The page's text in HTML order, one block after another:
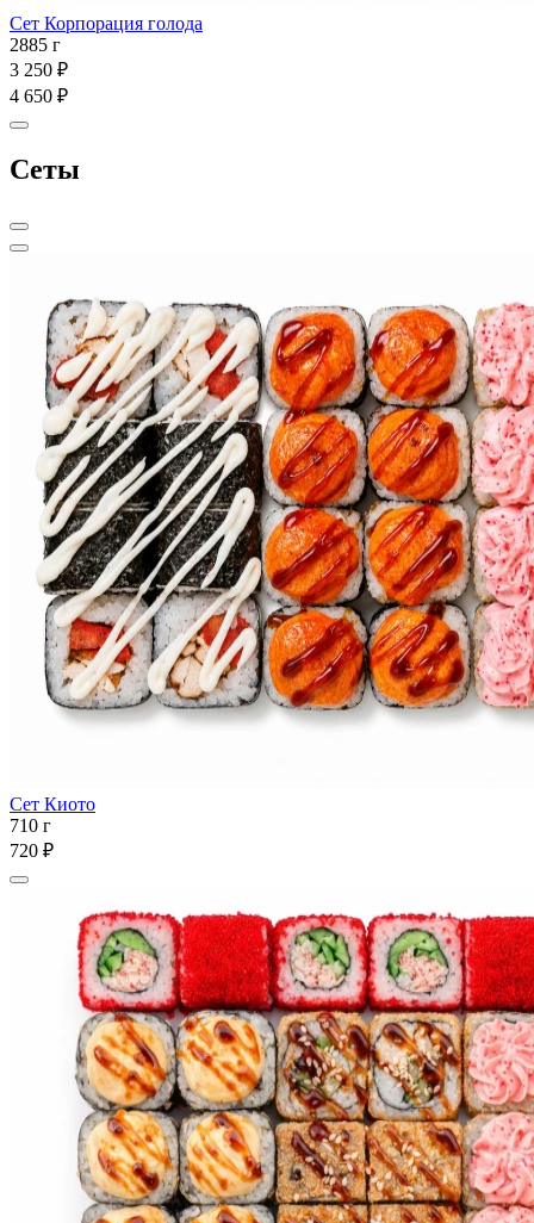
Сет Корпорация голода
2885 г
3 250 ₽
4 650 ₽
Сеты
Сет Киото
710 г
720 ₽